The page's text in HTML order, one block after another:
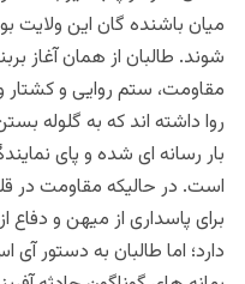
میان باشنده گان این ولایت
شوند. طالبان از همان آغاز
مقاومت، ستم روایی و کشتار
روا داشته اند که به گلوله
بار رسانه ای شده و پای
است. در حالیکه مقاومت
برای پاسداری از میهن و دفاع
دارد؛ اما طالبان به دستور